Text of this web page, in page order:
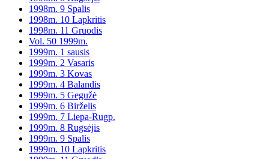
1998m. 9 Spalis
1998m. 10 Lapkritis
1998m. 11 Gruodis
Vol. 50 1999m.
1999m. 1 sausis
1999m. 2 Vasaris
1999m. 3 Kovas
1999m. 4 Balandis
1999m. 5 Gegužė
1999m. 6 Birželis
1999m. 7 Liepa-Rugp.
1999m. 8 Rugsėjis
1999m. 9 Spalis
1999m. 10 Lapkritis